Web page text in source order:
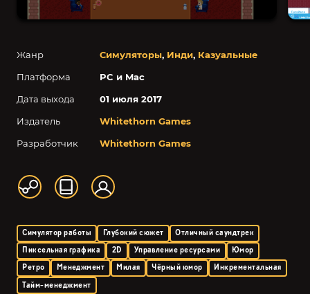
Жанр Симуляторы, Инди, Казуальные
Платформа
PC и Mac
Дата выхода
01 июля 2017
Издатель
Whitethorn Games
Разработчик
Whitethorn Games
Симулятор работы Глубокий сюжет
Отличный саундтрек
Пиксельная графика
2D Управление ресурсами
Юмор
Ретро
Менеджмент Милая Чёрный юмор
Инкрементальная
Тайм-менеджмент